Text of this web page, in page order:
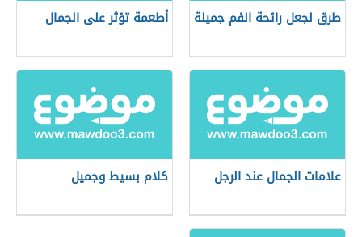
طرق لجعل رائحة الفم جميلة أطعمة تؤثر على الجمال
علامات الجمال عند الرجل كلام بسيط وجميل